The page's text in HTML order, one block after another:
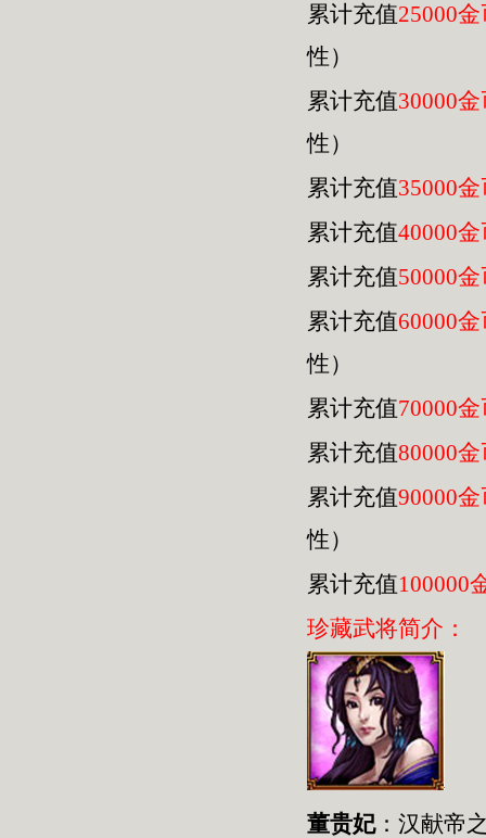
累计充值25000
性）
累计充值30000
性）
累计充值35000
累计充值40000
累计充值50000
累计充值60000
性）
累计充值70000
累计充值80000
累计充值90000
性）
累计充值100000
珍藏武将简介：
董贵妃：汉献帝